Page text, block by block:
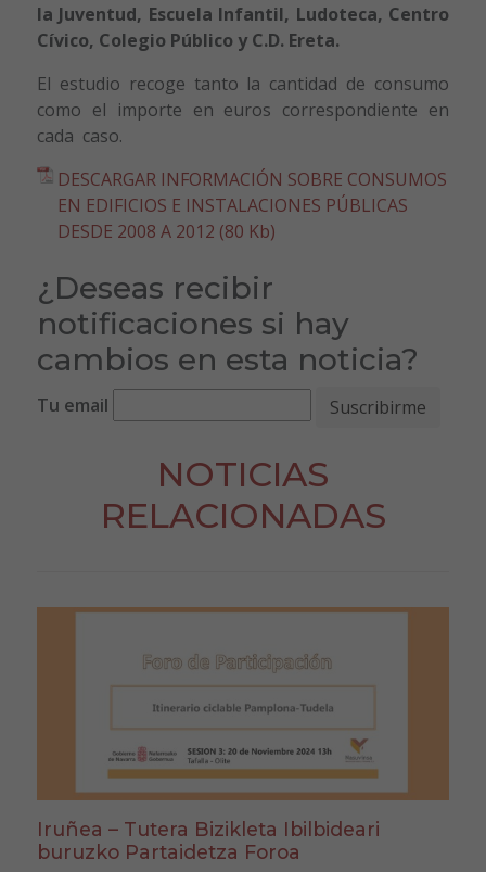
la Juventud, Escuela Infantil, Ludoteca, Centro
Cívico, Colegio Público y C.D. Ereta.
El estudio recoge tanto la cantidad de consumo
como el importe en euros correspondiente en
cada caso.
DESCARGAR INFORMACIÓN SOBRE CONSUMOS
EN EDIFICIOS E INSTALACIONES PÚBLICAS
DESDE 2008 A 2012 (80 Kb)
¿Deseas recibir
notificaciones si hay
cambios en esta noticia?
Tu email
NOTICIAS
RELACIONADAS
Iruñea – Tutera Bizikleta Ibilbideari
buruzko Partaidetza Foroa